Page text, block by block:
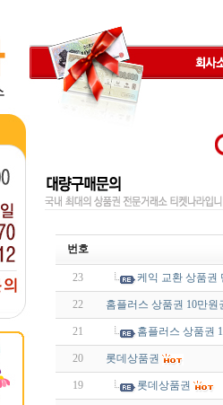
번호
23 케익 교환 상품권
22 홈플러스 상품권 10만원
21 홈플러스 상품권
20 롯데상품권
19 롯데상품권